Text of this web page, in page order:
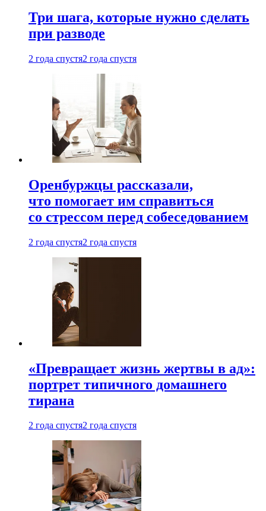
Три шага, которые нужно сделать
при разводе
2 года спустя2 года спустя
Оренбуржцы рассказали,
что помогает им справиться
со стрессом перед собеседованием
2 года спустя2 года спустя
«Превращает жизнь жертвы в ад»:
портрет типичного домашнего
тирана
2 года спустя2 года спустя